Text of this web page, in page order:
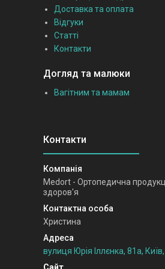
Доставка та оплата
Відгуки
Статті
Контакти
Догляд та малюки
Вагітним та мамам
Medort - Ортопедична
здоров'я
Христина
вулиця Юрія Іллєнка, 81а,